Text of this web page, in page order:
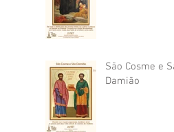
São Cosme e
Damião